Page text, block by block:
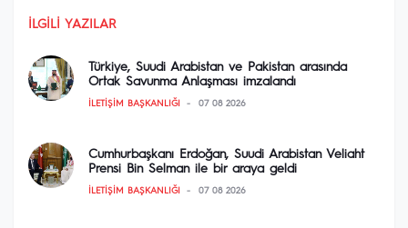
İLGILI YAZILAR
Türkiye, Suudi Arabistan ve Pakistan arasında
Ortak Savunma Anlaşması imzalandı
İLETIŞIM BAŞKANLIĞI 07 08 2026
Cumhurbaşkanı Erdoğan, Suudi Arabistan Veliaht
Prensi Bin Selman ile bir araya geldi
İLETIŞIM BAŞKANLIĞI 07 08 2026